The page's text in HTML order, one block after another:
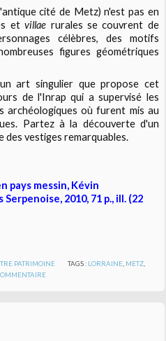
cité de Metz) n'est pas en
etvillae rurales se couvrent de
célèbres, des motifs
figures géométriques
art singulier que propose cet
de l'Inrap qui a supervisé les
archéologiques où furent mis au
Partez à la découverte d'un
des vestiges remarquables.
pays messin, Kévin
2010, 71 p., ill. (22
PATRIMOINE TAGS : LORRAINE METZ